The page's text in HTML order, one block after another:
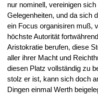
nur nominell, vereinigen
Gelegenheiten, und da sich
ein Focus organisiren muß,
höchste Autorität
Aristokratie berufen, diese
aller ihrer Macht und
diesen Platz vollständig zu
stolz er ist, kann sich doch
Dingen einmal Werth